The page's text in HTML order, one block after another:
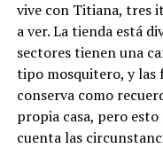
vive con Titiana, tres
a ver. La tienda está
sectores tienen una
tipo mosquitero, y las
conserva como
propia casa, pero
cuenta las